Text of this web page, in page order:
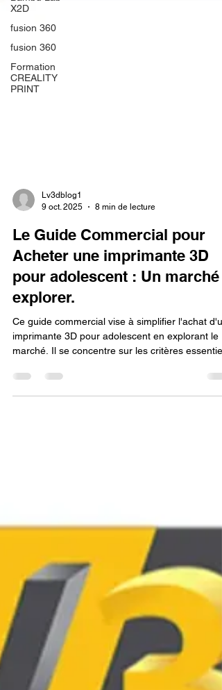
X2D
fusion 360
fusion 360
Formation
CREALITY
PRINT
9 oct. 2025
8 min de lecture
Le Guide Commercial pour
Acheter une imprimante 3D
pour adolescent : Un marché à
explorer.
Ce guide commercial vise à simplifier l'achat
marché. Il se concentre sur les critères